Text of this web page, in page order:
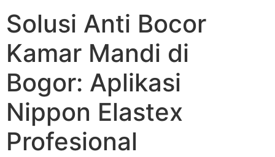
Solusi Anti Bocor
Kamar Mandi di
Bogor: Aplikasi
Nippon Elastex
Profesional